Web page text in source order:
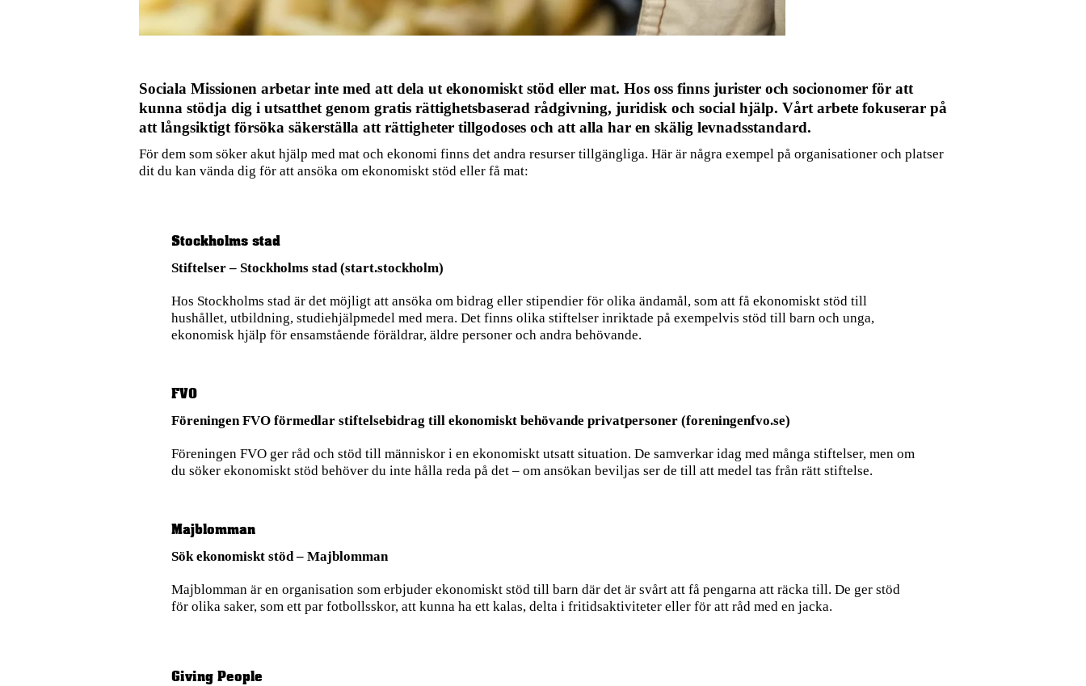
Sociala Missionen arbetar inte med att dela ut ekonomiskt stöd eller mat. Hos oss finns jurister och socionomer för att
kunna stödja dig i utsatthet genom gratis rättighetsbaserad rådgivning, juridisk och social hjälp. Vårt arbete fokuserar på
att långsiktigt försöka säkerställa att rättigheter tillgodoses och att alla har en skälig levnadsstandard.
För dem som söker akut hjälp med mat och ekonomi finns det andra resurser tillgängliga. Här är några exempel på organisationer och platser
dit du kan vända dig för att ansöka om ekonomiskt stöd eller få mat:
Stockholms stad
Stiftelser – Stockholms stad (start.stockholm)
Hos Stockholms stad är det möjligt att ansöka om bidrag eller stipendier för olika ändamål, som att få ekonomiskt stöd till
hushållet, utbildning, studiehjälpmedel med mera. Det finns olika stiftelser inriktade på exempelvis stöd till barn och unga,
ekonomisk hjälp för ensamstående föräldrar, äldre personer och andra behövande.
FVO
Föreningen FVO förmedlar stiftelsebidrag till ekonomiskt behövande privatpersoner (foreningenfvo.se)
Föreningen FVO ger råd och stöd till människor i en ekonomiskt utsatt situation. De samverkar idag med många stiftelser, men om
du söker ekonomiskt stöd behöver du inte hålla reda på det – om ansökan beviljas ser de till att medel tas från rätt stiftelse.
Majblomman
Sök ekonomiskt stöd – Majblomman
Majblomman är en organisation som erbjuder ekonomiskt stöd till barn där det är svårt att få pengarna att räcka till. De ger stöd
för olika saker, som ett par fotbollsskor, att kunna ha ett kalas, delta i fritidsaktiviteter eller för att råd med en jacka.
Giving People